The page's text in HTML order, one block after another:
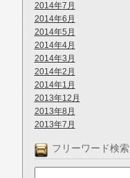
2014年7月
2014年6月
2014年5月
2014年4月
2014年3月
2014年2月
2014年1月
2013年12月
2013年8月
2013年7月
フリーワード検索